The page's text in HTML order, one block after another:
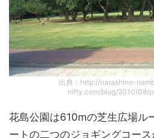
出典：http://narashino-
nifty.com/blog/2010/08/
花島公園は610mの芝生広場ル
ートの二つのジョギングコース